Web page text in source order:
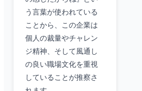
う言葉が使われている
ことから、この企業は
個人の裁量やチャレン
ジ精神、そして風通し
の良い職場文化を重視
していることが推察さ